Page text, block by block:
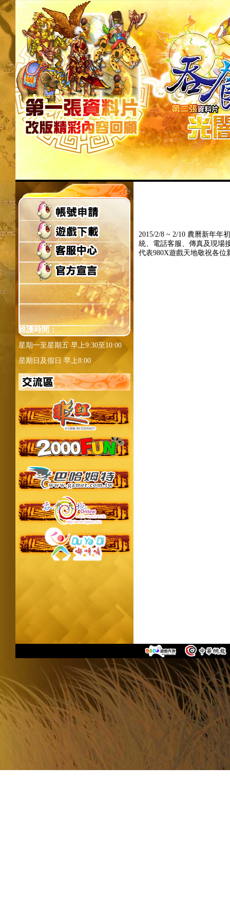
維護時間：
星期一至星期五 早上9:30至10:00
星期日及假日 早上8:00
2015/2/8 ~ 2/10 農曆新年年
統、電話客服、傳真及現場
代表980X遊戲天地敬祝各位